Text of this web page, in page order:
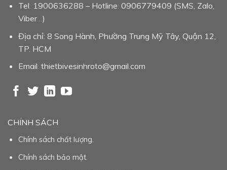
Tel: 1900636288 – Hotline: 0906779409 (SMS, Zalo,
Viber…)
Địa chỉ: 8 Song Hành, Phường Trung Mỹ Tây, Quận 12,
TP. HCM
Email: thietbivesinhroto@gmail.com
CHÍNH SÁCH
Chính sách chất lượng.
Chính sách bảo mật.